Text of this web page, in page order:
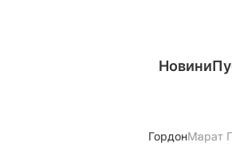
Новини
ГордонМарат